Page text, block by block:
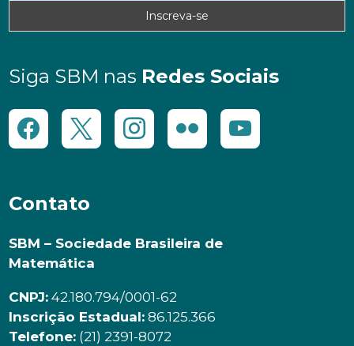
Siga SBM nas Redes Sociais
Contato
SBM – Sociedade Brasileira de
Matemática
CNPJ: 42.180.794/0001-62
Inscrição Estadual: 86.125.366
Telefone: (21) 2391-8072